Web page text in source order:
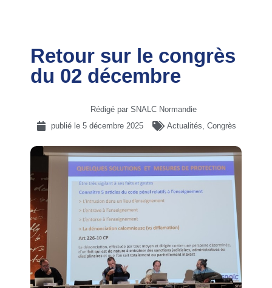
Retour sur le congrès
du 02 décembre
Rédigé par SNALC Normandie
publié le 5 décembre 2025 Actualités, Congrès